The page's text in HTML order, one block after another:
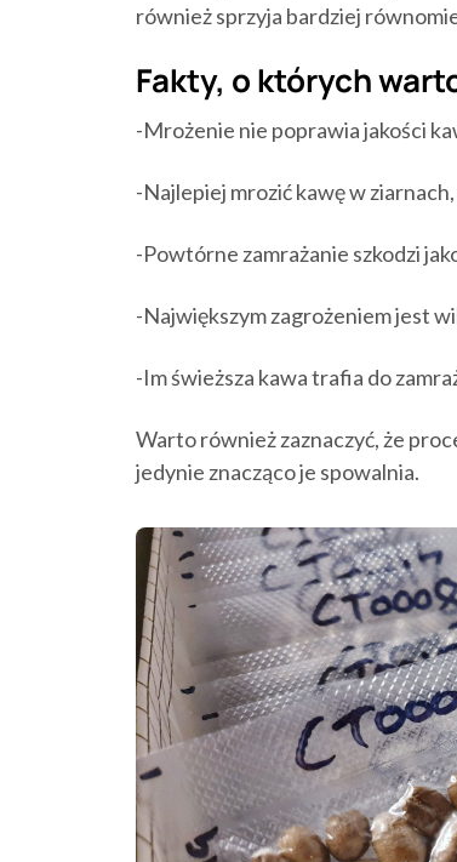
również sprzyja bardziej
Fakty, o których
-Mrożenie nie poprawia jakości
-Najlepiej mrozić kawę w
-Powtórne zamrażanie szkodzi
-Największym zagrożeniem jest
-Im świeższa kawa trafia do
Warto również zaznaczyć, że
jedynie znacząco je spowalnia.